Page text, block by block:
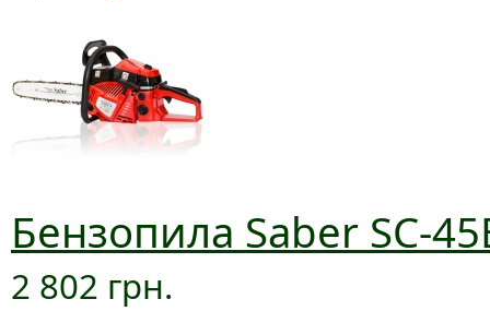
Бензопила Saber SC-
2 802 грн.